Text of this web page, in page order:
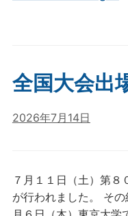
全国大会出
2026年7月14日
７月１１日（土）第８
が行われました。 そ